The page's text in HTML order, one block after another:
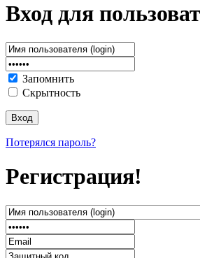
Вход для
Запомнить
Скрытность
Потерялся пароль?
Регистрация!